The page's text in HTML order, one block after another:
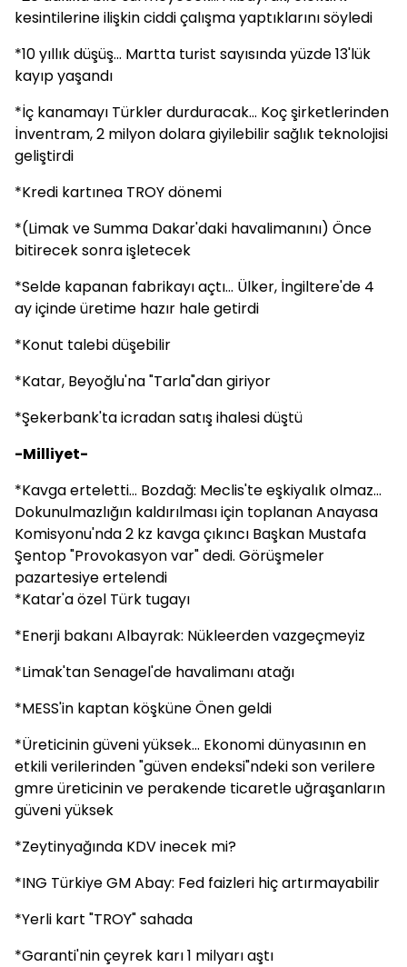
kesintilerine ilişkin ciddi çalışma yaptıklarını söyledi
*10 yıllık düşüş... Martta turist sayısında yüzde 13'lük
kayıp yaşandı
*İç kanamayı Türkler durduracak... Koç şirketlerinden
İnventram, 2 milyon dolara giyilebilir sağlık teknolojisi
geliştirdi
*Kredi kartınea TROY dönemi
*(Limak ve Summa Dakar'daki havalimanını) Önce
bitirecek sonra işletecek
*Selde kapanan fabrikayı açtı... Ülker, İngiltere'de 4
ay içinde üretime hazır hale getirdi
*Konut talebi düşebilir
*Katar, Beyoğlu'na "Tarla"dan giriyor
*Şekerbank'ta icradan satış ihalesi düştü
-Milliyet-
*Kavga erteletti... Bozdağ: Meclis'te eşkiyalık olmaz...
Dokunulmazlığın kaldırılması için toplanan Anayasa
Komisyonu'nda 2 kz kavga çıkıncı Başkan Mustafa
Şentop "Provokasyon var" dedi. Görüşmeler
pazartesiye ertelendi
*Katar'a özel Türk tugayı
*Enerji bakanı Albayrak: Nükleerden vazgeçmeyiz
*Limak'tan Senagel'de havalimanı atağı
*MESS'in kaptan köşküne Önen geldi
*Üreticinin güveni yüksek... Ekonomi dünyasının en
etkili verilerinden "güven endeksi"ndeki son verilere
gmre üreticinin ve perakende ticaretle uğraşanların
güveni yüksek
*Zeytinyağında KDV inecek mi?
*ING Türkiye GM Abay: Fed faizleri hiç artırmayabilir
*Yerli kart "TROY" sahada
*Garanti'nin çeyrek karı 1 milyarı aştı